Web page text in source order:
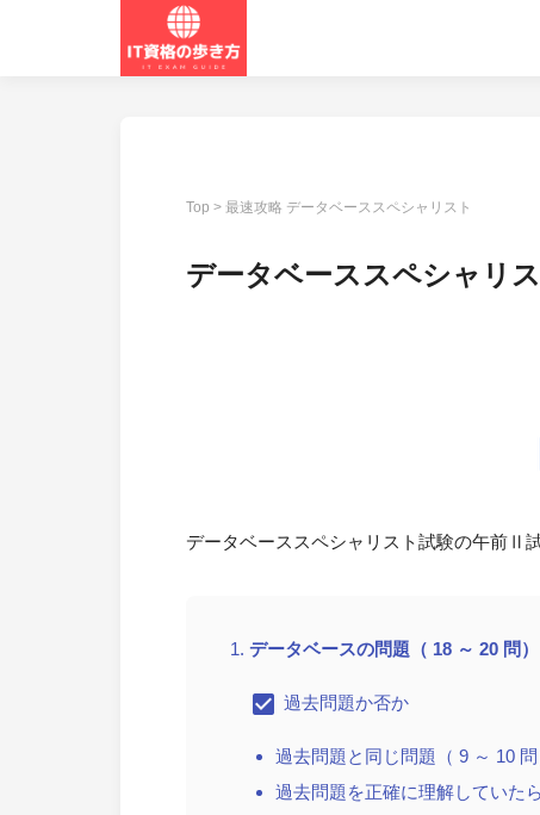
Top >最速攻略 データベーススペシャリスト
データベーススペシャリ
データベーススペシャリスト試験の午前Ⅱ
データベースの問題（ 18 ～ 20 問）
check_box 過去問題か否か
過去問題と同じ問題（ 9 ～ 10 問
過去問題を正確に理解していた